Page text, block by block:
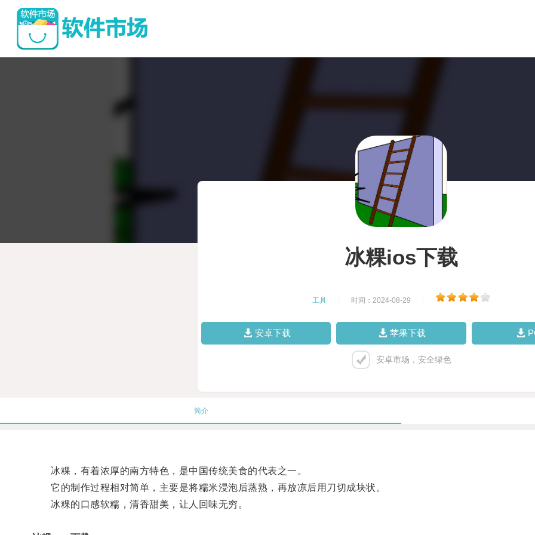
冰粿ios下载
工具 时间：2024-08-29
安卓下载 苹果下载
安卓市场，安全绿色
简介
冰粿，有着浓厚的南方特色，是中国传统美食的代表之一。
它的制作过程相对简单，主要是将糯米浸泡后蒸熟，再放凉后用刀切成块状。
冰粿的口感软糯，清香甜美，让人回味无穷。